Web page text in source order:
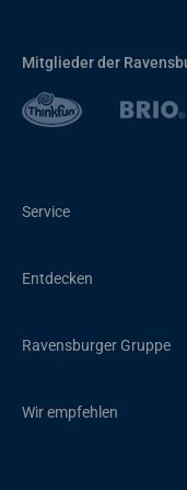
Mitglieder der
Service
Entdecken
Ravensburger Gruppe
Wir empfehlen